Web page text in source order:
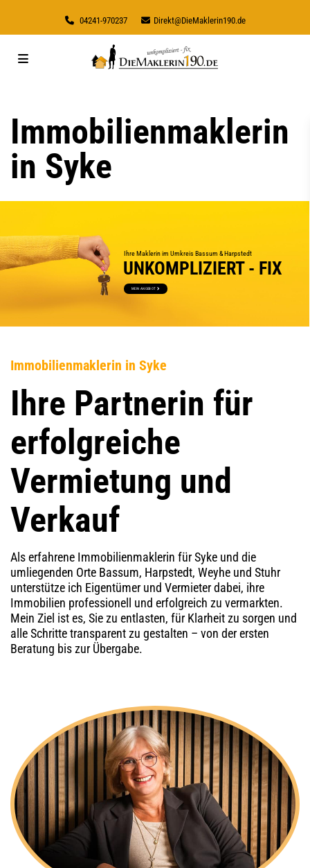
04241-970237 Direkt@DieMaklerin190.de
Immobilienmaklerin
in Syke
UNKOMPLIZIERT - FIX
Ihre Maklerin im Umkreis Bassum & Harpstedt
MEIN ANGEBOT
Immobilienmaklerin in Syke
Ihre Partnerin für
erfolgreiche
Vermietung und
Verkauf
Als erfahrene Immobilienmaklerin für Syke und die
umliegenden Orte Bassum, Harpstedt, Weyhe und Stuhr
unterstütze ich Eigentümer und Vermieter dabei, ihre
Immobilien professionell und erfolgreich zu vermarkten.
Mein Ziel ist es, Sie zu entlasten, für Klarheit zu sorgen und
alle Schritte transparent zu gestalten – von der ersten
Beratung bis zur Übergabe.